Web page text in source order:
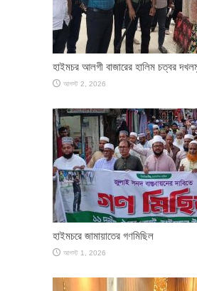
হাইমচর আলগী বাজারের হালিম চত্বর
আগস্ট 2, 2026
হাইমচরে জামায়াতের গণমিছিল
আগস্ট 1, 2026